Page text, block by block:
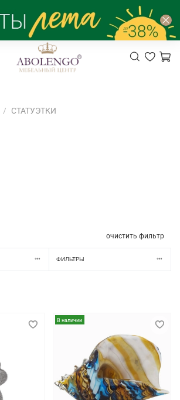
СТАТУЭТКИ
очистить фильтр
ФИЛЬТРЫ
В наличии